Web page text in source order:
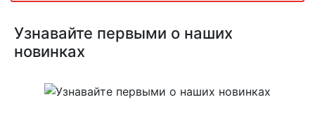
Узнавайте первыми о наших
новинках